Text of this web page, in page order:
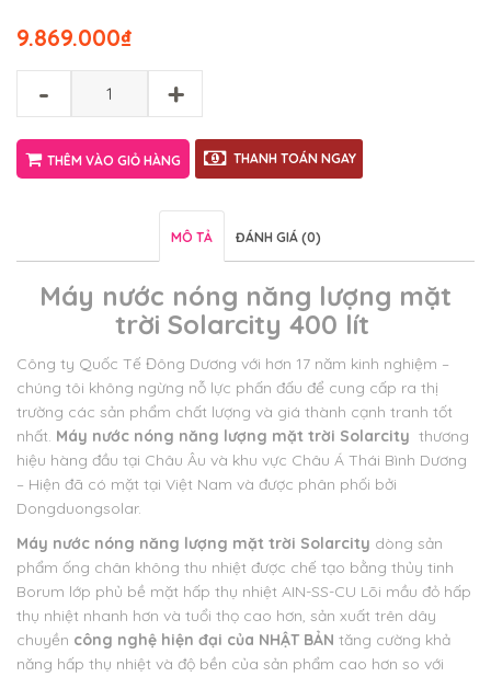
₫
9.869.000
- +
THÊM VÀO GIỎ HÀNG THANH TOÁN NGAY
MÔ TẢ ĐÁNH GIÁ (0)
Máy nước nóng năng lượng mặt
trời Solarcity 400 lít
Công ty Quốc Tế Đông Dương với hơn 17 năm kinh nghiệm –
chúng tôi không ngừng nỗ lực phấn đấu để cung cấp ra thị
trường các sản phẩm chất lượng và giá thành cạnh tranh tốt
nhất. Máy nước nóng năng lượng mặt trời Solarcity thương
hiệu hàng đầu tại Châu Âu và khu vực Châu Á Thái Bình Dương
– Hiện đã có mặt tại Việt Nam và được phân phối bởi
Dongduongsolar.
Máy nước nóng năng lượng mặt trời Solarcity dòng sản
phẩm ống chân không thu nhiệt được chế tạo bằng thủy tinh
Borum lớp phủ bề mặt hấp thụ nhiệt AIN-SS-CU Lõi mầu đỏ hấp
thụ nhiệt nhanh hơn và tuổi thọ cao hơn, sản xuất trên dây
chuyền công nghệ hiện đại của NHẬT BẢN tăng cường khả
năng hấp thụ nhiệt và độ bền của sản phẩm cao hơn so với